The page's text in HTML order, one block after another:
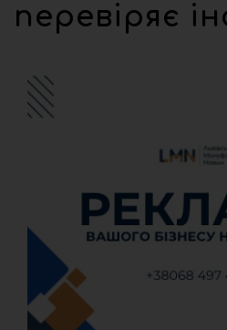
перевіряє